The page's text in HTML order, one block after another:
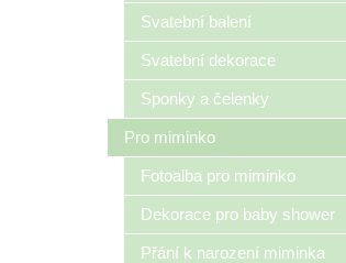
Svatební balení
Svatební dekorace
Sponky a čelenky
Pro miminko
Fotoalba pro miminko
Dekorace pro baby shower
Přání k narození miminka